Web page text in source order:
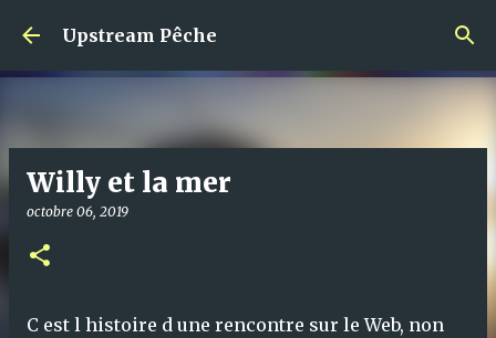
Accéder au contenu principal
Upstream Pêche
Willy et la mer
octobre 06, 2019
C est l histoire d une rencontre sur le Web, non